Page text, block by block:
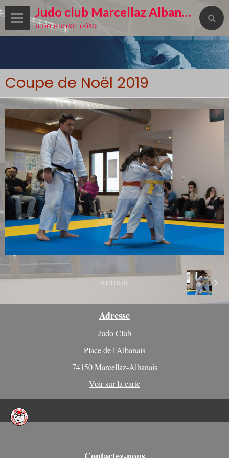
Judo club Marcellaz Albanais
judo jujitsu taïso
Coupe de Noël 2019
RETOUR
Adresse
Judo Club
Place de l'Albanais
74150 Marcellaz-Albanais
Voir sur la carte